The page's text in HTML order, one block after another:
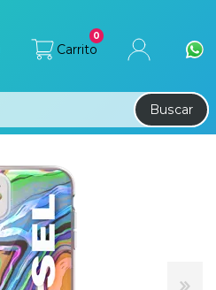
Carrito
0
Buscar